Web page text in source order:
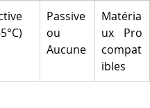
Passive
ou
Aucune
Matéria
ux Pro
compat
ibles